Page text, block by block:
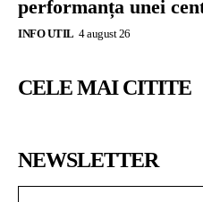
performanța unei
INFO UTIL 4 august 26
CELE MAI CITITE
NEWSLETTER